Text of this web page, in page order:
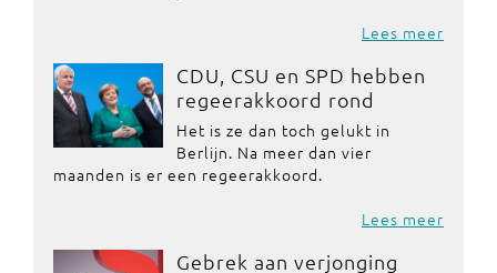
Lees meer
CDU, CSU en SPD hebben
regeerakkoord rond
Het is ze dan toch gelukt in
Berlijn. Na meer dan vier
maanden is er een regeerakkoord.
Lees meer
Gebrek aan verjonging